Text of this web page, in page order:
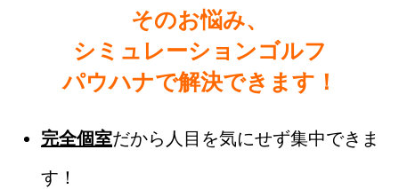
そのお悩み、
シミュレーションゴルフ
パウハナで解決できます！
完全個室だから人目を気にせず集中できま
す！